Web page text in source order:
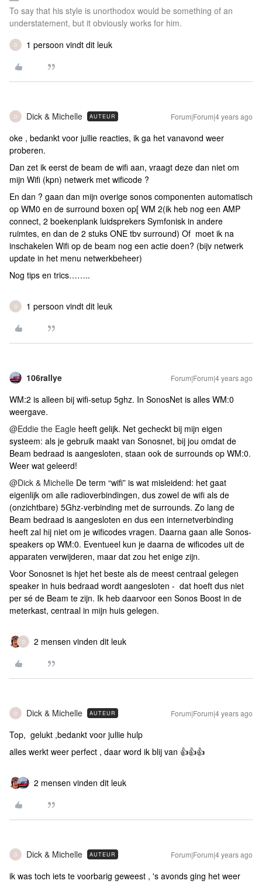
To say that his style is unorthodox would be something of an
understatement, but it obviously works for him.
D 1 persoon vindt dit leuk
D Dick & Michelle AUTEUR Forum|Forum|4 years ago
oke , bedankt voor jullie reacties, ik ga het vanavond weer
proberen.
Dan zet ik eerst de beam de wifi aan, vraagt deze dan niet om
mijn Wifi (kpn) netwerk met wificode ?
En dan ? gaan dan mijn overige sonos componenten automatisch
op WM0 en de surround boxen op[ WM 2(ik heb nog een AMP
connect, 2 boekenplank luidsprekers Symfonisk in andere
ruimtes, en dan de 2 stuks ONE tbv surround) Of moet ik na
inschakelen Wifi op de beam nog een actie doen? (bijv netwerk
update in het menu netwerkbeheer)
Nog tips en trics……..
D 1 persoon vindt dit leuk
106rallye Forum|Forum|4 years ago
WM:2 is alleen bij wifi-setup 5ghz. In SonosNet is alles WM:0
weergave.
@Eddie the Eagle heeft gelijk. Net gecheckt bij mijn eigen
systeem: als je gebruik maakt van Sonosnet, bij jou omdat de
Beam bedraad is aangesloten, staan ook de surrounds op WM:0.
Weer wat geleerd!
@Dick & Michelle De term “wifi” is wat misleidend: het gaat
eigenlijk om alle radioverbindingen, dus zowel de wifi als de
(onzichtbare) 5Ghz-verbinding met de surrounds. Zo lang de
Beam bedraad is aangesloten en dus een internetverbinding
heeft zal hij niet om je wificodes vragen. Daarna gaan alle Sonos-
speakers op WM:0. Eventueel kun je daarna de wificodes uit de
apparaten verwijderen, maar dat zou het enige zijn.
Voor Sonosnet is hjet het beste als de meest centraal gelegen
speaker in huis bedraad wordt aangesloten - dat hoeft dus niet
per sé de Beam te zijn. Ik heb daarvoor een Sonos Boost in de
meterkast, centraal in mijn huis gelegen.
D 2 mensen vinden dit leuk
D Dick & Michelle AUTEUR Forum|Forum|4 years ago
Top, gelukt ,bedankt voor jullie hulp
alles werkt weer perfect , daar word ik blij van 👍👍👍
2 mensen vinden dit leuk
D Dick & Michelle AUTEUR Forum|Forum|4 years ago
ik was toch iets te voorbarig geweest , 's avonds ging het weer